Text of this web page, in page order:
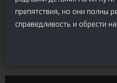
препятствия, но они полны
справедливость и обрести